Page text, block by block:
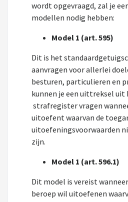
wordt opgevraagd, zal je
modellen nodig hebben:
Model 1 (art. 595)
Dit is het
aanvragen voor allerlei
besturen, particulieren en
kunnen je een uittreksel uit
strafregister vragen
uitoefent waarvan de
uitoefeningsvoorwaarden
zijn.
Model 1 (art. 596.1)
Dit model is vereist
beroep wil uitoefenen